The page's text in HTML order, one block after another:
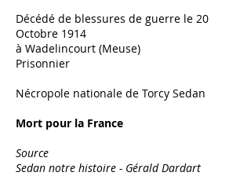
Décédé de blessures de guerre le 20
Octobre 1914
à Wadelincourt (Meuse)
Prisonnier
Nécropole nationale de Torcy Sedan
Mort pour la France
Source
Sedan notre histoire - Gérald Dardart